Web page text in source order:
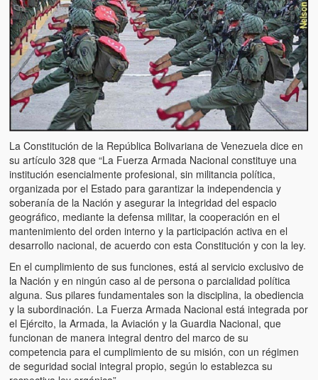
La Constitución de la República Bolivariana de Venezuela dice en
su artículo 328 que “La Fuerza Armada Nacional constituye una
institución esencialmente profesional, sin militancia política,
organizada por el Estado para garantizar la independencia y
soberanía de la Nación y asegurar la integridad del espacio
geográfico, mediante la defensa militar, la cooperación en el
mantenimiento del orden interno y la participación activa en el
desarrollo nacional, de acuerdo con esta Constitución y con la ley.
En el cumplimiento de sus funciones, está al servicio exclusivo de
la Nación y en ningún caso al de persona o parcialidad política
alguna. Sus pilares fundamentales son la disciplina, la obediencia
y la subordinación. La Fuerza Armada Nacional está integrada por
el Ejército, la Armada, la Aviación y la Guardia Nacional, que
funcionan de manera integral dentro del marco de su
competencia para el cumplimiento de su misión, con un régimen
de seguridad social integral propio, según lo establezca su